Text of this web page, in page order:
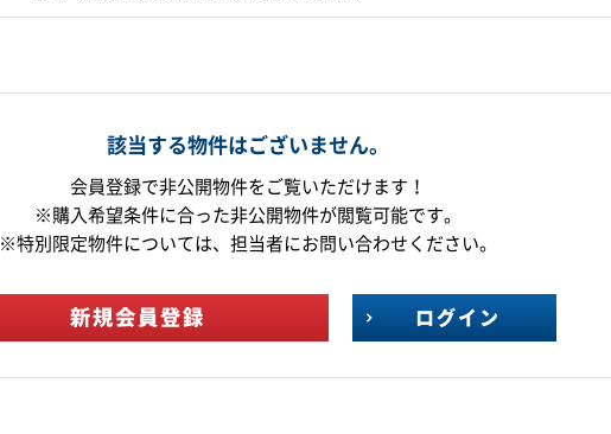
該当する物件はございません。
会員登録で非公開物件をご覧いただけます！
※購入希望条件に合った非公開物件が閲覧可能です。
※特別限定物件については、担当者にお問い合わせください。
新規会員登録 ログイン